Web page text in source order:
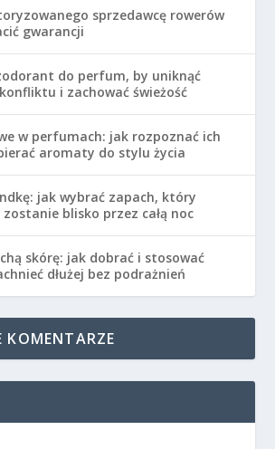
sprzedawcę rowerów
gwarancji
do perfum, by uniknąć
i zachować świeżość
w perfumach: jak rozpoznać ich
aromaty do stylu życia
jak wybrać zapach, który
blisko przez całą noc
skórę: jak dobrać i stosować
dłużej bez podrażnień
KOMENTARZE